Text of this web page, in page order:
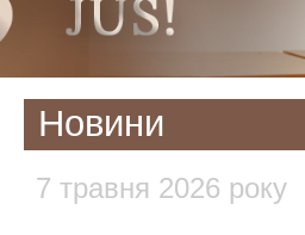
Новини
7 травня 2026 року